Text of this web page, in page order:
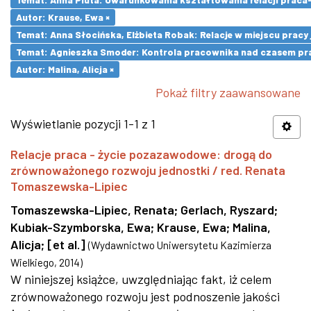
Autor: Krause, Ewa ×
Temat: Anna Słocińska, Elżbieta Robak: Relacje w miejscu
Temat: Agnieszka Smoder: Kontrola pracownika nad czasem
Autor: Malina, Alicja ×
Pokaż filtry zaawansowane
Wyświetlanie pozycji 1-1 z 1
Relacje praca - życie pozazawodowe: drogą do
zrównoważonego rozwoju jednostki / red. Renata
Tomaszewska-Lipiec
Tomaszewska-Lipiec, Renata; Gerlach, Ryszard;
Kubiak-Szymborska, Ewa; Krause, Ewa; Malina,
Alicja; [et al.] (Wydawnictwo Uniwersytetu Kazimierza
Wielkiego, 2014)
W niniejszej książce, uwzględniając fakt, iż celem
zrównoważonego rozwoju jest podnoszenie jakości